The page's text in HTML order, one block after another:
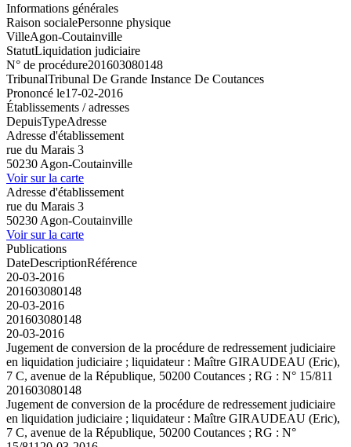
Informations générales
Raison socialePersonne physique
VilleAgon-Coutainville
StatutLiquidation judiciaire
N° de procédure201603080148
TribunalTribunal De Grande Instance De Coutances
Prononcé le17-02-2016
Établissements / adresses
DepuisTypeAdresse
Adresse d'établissement
rue du Marais 3
50230 Agon-Coutainville
Voir sur la carte
Adresse d'établissement
rue du Marais 3
50230 Agon-Coutainville
Voir sur la carte
Publications
DateDescriptionRéférence
20-03-2016
201603080148
20-03-2016
201603080148
20-03-2016
Jugement de conversion de la procédure de redressement judiciaire
en liquidation judiciaire ; liquidateur : Maître GIRAUDEAU (Eric),
7 C, avenue de la République, 50200 Coutances ; RG : N° 15/811
201603080148
Jugement de conversion de la procédure de redressement judiciaire
en liquidation judiciaire ; liquidateur : Maître GIRAUDEAU (Eric),
7 C, avenue de la République, 50200 Coutances ; RG : N°